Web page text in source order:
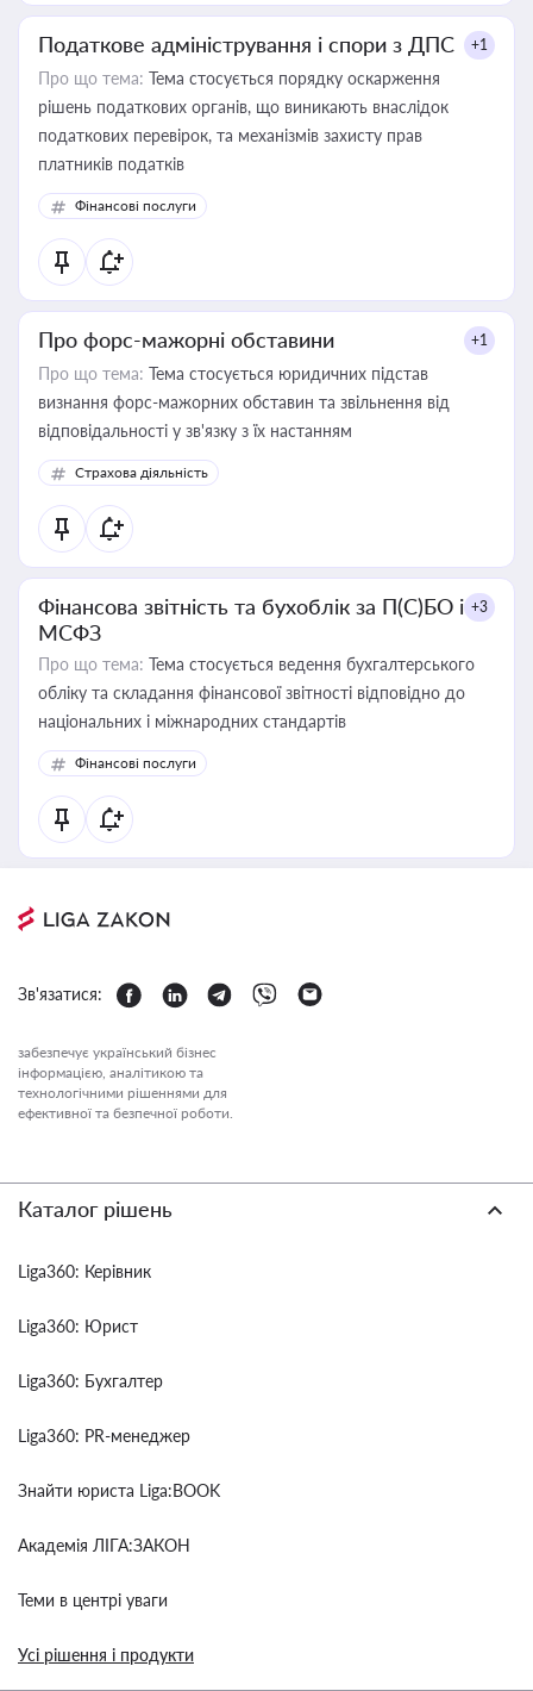
Податкове адміністрування і спори з ДПС +1
Про що тема: Тема стосується порядку оскарження
рішень податкових органів, що виникають внаслідок
податкових перевірок, та механізмів захисту прав
платників податків
Фінансові послуги
Про форс-мажорні обставини +1
Про що тема: Тема стосується юридичних підстав
визнання форс-мажорних обставин та звільнення від
відповідальності у зв'язку з їх настанням
Страхова діяльність
Фінансова звітність та бухоблік за П(С)БО і
МСФЗ
+3
Про що тема: Тема стосується ведення бухгалтерського
обліку та складання фінансової звітності відповідно до
національних і міжнародних стандартів
Фінансові послуги
Зв'язатися:
забезпечує український бізнес
інформацією, аналітикою та
технологічними рішеннями для
ефективної та безпечної роботи.
Каталог рішень
Liga360: Керівник
Liga360: Юрист
Liga360: Бухгалтер
Liga360: PR-менеджер
Знайти юриста Liga:BOOK
Академія ЛІГА:ЗАКОН
Теми в центрі уваги
Усі рішення і продукти